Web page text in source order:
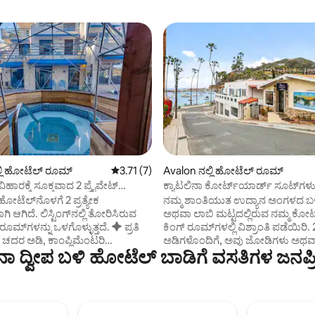
ಹೋಟೆಲ್ ರೂಮ್ 5 ರಲ್ಲಿ 3.71 ಸರಾಸರಿ ರೇಟಿಂಗ್, 7 ವಿಮರ್ಶೆಗಳು
3.71 (7)
ಸೂಕ್ತವಾದ 2 ಪ್ರೈವೇಟ್
2 ಪ್ರತ್ಯೇಕ
ಆಗಿದೆ. ಲಿಸ್ಟಿಂಗ್‌ನಲ್ಲಿ ತೋರಿಸಿರುವ
ಒಳಗೊಳ್ಳುತ್ತದೆ. ✦ ಪ್ರತಿ
ಅಡಿ, ಕಾಂಪ್ಲಿಮೆಂಟರಿ
ಹೈ ಡೆಫಿನಿಷನ್ ಟಿವಿ, ಸ್ಟ್ಯಾಂಡರ್ಡ್
ರೂಮ್‌ಗಳು ಪಕ್ಕದಲ್ಲಿಲ್ಲ
Avalon ನಲ್ಲಿ ಹೋಟೆಲ್ ರೂಮ್
ಕ್ಯಾಟಲಿನಾ ಕೋರ್ಟ್‌ಯಾರ್ಡ್
ಹೊಂದಿರುವ ಕೋರ್ಟ್‌ಯಾರ್ಡ್ ಕಿಂಗ್
ನಮ್ಮ ಶಾಂತಿಯುತ ಉದ್ಯಾನ ಅಂಗಳದ
ಅಥವಾ ಲಾಬಿ ಮಟ್ಟದಲ್ಲಿರುವ ನಮ್ಮ
ಕಿಂಗ್ ರೂಮ್‌ಗಳಲ್ಲಿ ವಿಶ್ರಾಂತಿ ಪಡೆಯಿರಿ.
ಅಡಿಗಳೊಂದಿಗೆ, ಅವು ಜೋಡಿಗಳು
ಕುಟುಂಬಗಳಿಗೆ ಪರಿಪೂರ್ಣವಾಗಿವೆ.
ಬೆಡ್, ಪೂರ್ಣ ಸೋಫಾ ಬೆಡ್ ಮತ್ತು
ದ್ವೀಪ ಬಳಿ ಹೋಟೆಲ್ ಬಾಡಿಗೆ ವಸತಿಗಳ